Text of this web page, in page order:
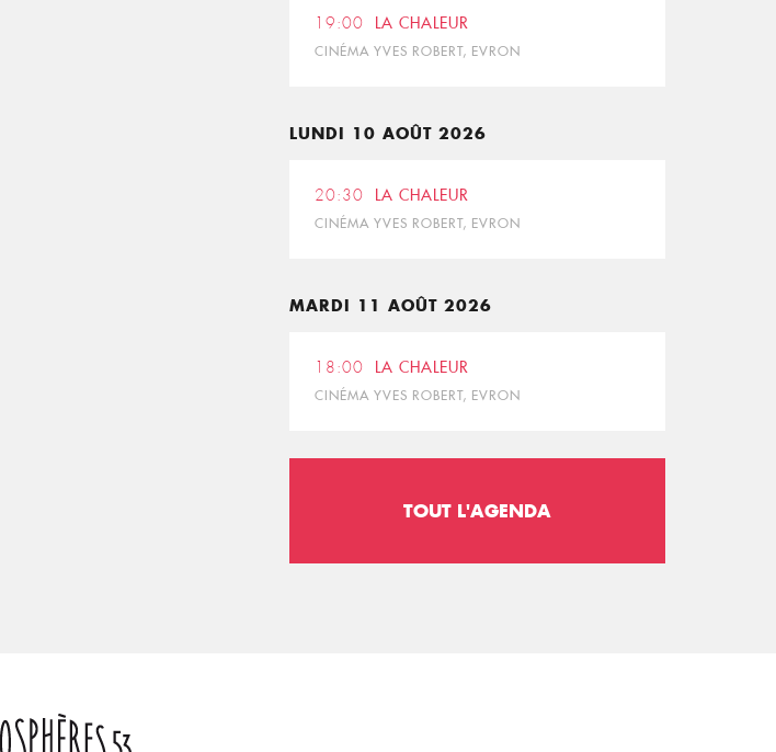
19:00 LA CHALEUR
CINÉMA YVES ROBERT, EVRON
LUNDI 10 AOÛT 2026
20:30 LA CHALEUR
CINÉMA YVES ROBERT, EVRON
MARDI 11 AOÛT 2026
18:00 LA CHALEUR
CINÉMA YVES ROBERT, EVRON
TOUT L'AGENDA